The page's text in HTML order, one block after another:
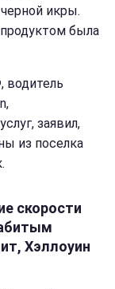
икры.
была
заявил,
из поселка
скорости
Хэллоуин